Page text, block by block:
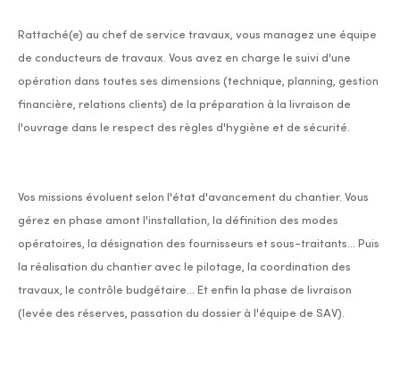
Rattaché(e) au chef de service travaux, vous managez une équipe
de conducteurs de travaux. Vous avez en charge le suivi d'une
opération dans toutes ses dimensions (technique, planning, gestion
financière, relations clients) de la préparation à la livraison de
l'ouvrage dans le respect des règles d'hygiène et de sécurité.
Vos missions évoluent selon l'état d'avancement du chantier. Vous
gérez en phase amont l'installation, la définition des modes
opératoires, la désignation des fournisseurs et sous-traitants… Puis
la réalisation du chantier avec le pilotage, la coordination des
travaux, le contrôle budgétaire… Et enfin la phase de livraison
(levée des réserves, passation du dossier à l'équipe de SAV).